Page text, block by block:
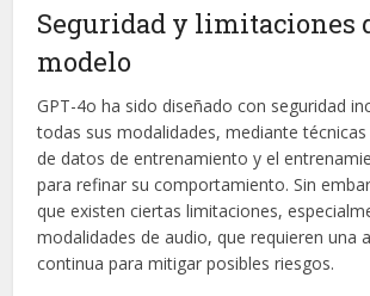
Seguridad y limitaciones
modelo
GPT-4o ha sido diseñado con seguridad
todas sus modalidades, mediante
de datos de entrenamiento y el
para refinar su comportamiento. Sin
que existen ciertas limitaciones,
modalidades de audio, que requieren una
continua para mitigar posibles riesgos.